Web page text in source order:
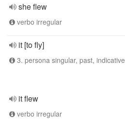
she flew
verbo irregular
it [to fly]
3. persona singular, past, indicative
it flew
verbo irregular